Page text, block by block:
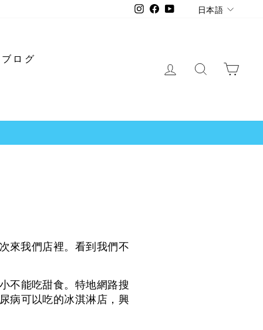
Instagram
Facebook
YouTube
言
日本語
ブログ
ログイン検索
來我們店裡。看到我們不
不能吃甜食。特地網路搜
病可以吃的冰淇淋店，興